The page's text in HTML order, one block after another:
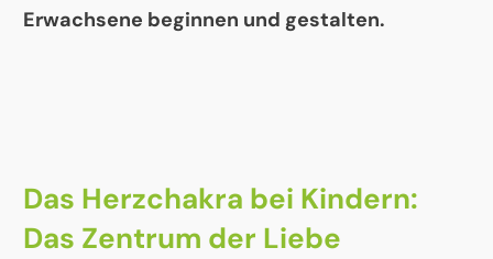
Erwachsene beginnen und gestalten.
Das Herzchakra bei Kindern:
Das Zentrum der Liebe